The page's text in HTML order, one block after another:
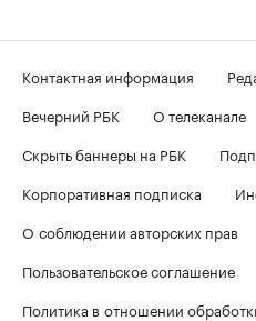
Контактная информация
Вечерний РБК
О телеканале
Скрыть баннеры на РБК
Корпоративная подписка
О соблюдении авторских прав
Пользовательское соглашение
Политика в отношении